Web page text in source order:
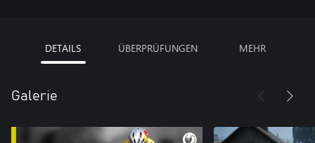
DETAILS ÜBERPRÜFUNGEN MEHR
Galerie